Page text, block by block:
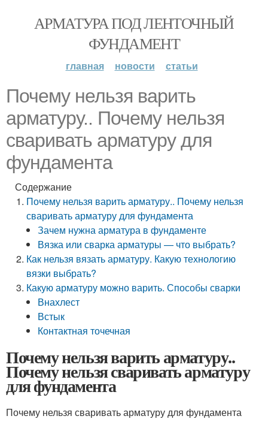
АРМАТУРА ПОД ЛЕНТОЧНЫЙ
ФУНДАМЕНТ
главная новости статьи
Почему нельзя варить
арматуру.. Почему нельзя
сваривать арматуру для
фундамента
Содержание
Почему нельзя варить арматуру.. Почему нельзя
сваривать арматуру для фундамента
Зачем нужна арматура в фундаменте
Вязка или сварка арматуры — что выбрать?
Как нельзя вязать арматуру. Какую технологию
вязки выбрать?
Какую арматуру можно варить. Способы сварки
Внахлест
Встык
Контактная точечная
Почему нельзя варить арматуру..
Почему нельзя сваривать арматуру
для фундамента
Почему нельзя сваривать арматуру для фундамента